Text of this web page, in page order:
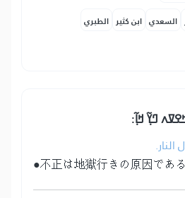
السعدي ابن كثير الطبري
ߣߌ߲߬ ߞߊ߲߬:
●不正は地獄行きの原因である